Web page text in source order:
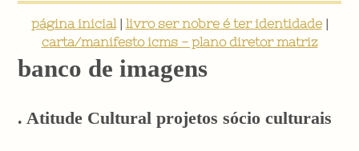
página inicial| livro ser nobre é ter identidade|
carta/manifesto icms - plano diretor matriz
banco de imagens
. Atitude Cultural projetos sócio culturais